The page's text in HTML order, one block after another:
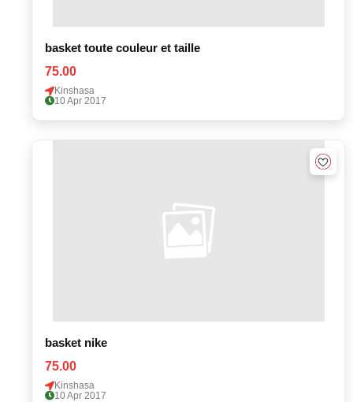
basket toute couleur et taille
75.00
Kinshasa
10 Apr 2017
basket nike
75.00
Kinshasa
10 Apr 2017